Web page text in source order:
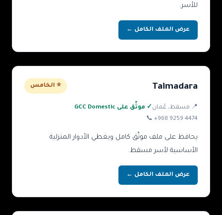
للأسر.
عرض الملف الكامل ←
Taimadara ⭐ الخامس
📍 مسقط، عُمان ✓ موثّق على GCC Domestic
📞 +968 9259 4474
يحافظ على ملف موثّق كامل ويغطي الأدوار المنزلية
الأساسية لأسر مسقط.
عرض الملف الكامل ←